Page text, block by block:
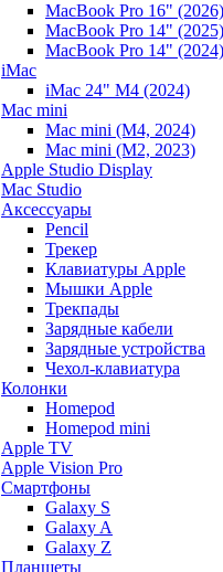
MacBook Pro 16" (2026)
MacBook Pro 14" (2025)
MacBook Pro 14" (2024)
iMac
iMac 24" M4 (2024)
Mac mini
Mac mini (M4, 2024)
Mac mini (M2, 2023)
Apple Studio Display
Mac Studio
Аксессуары
Pencil
Трекер
Клавиатуры Apple
Мышки Apple
Трекпады
Зарядные кабели
Зарядные устройства
Чехол-клавиатура
Колонки
Homepod
Homepod mini
Apple TV
Apple Vision Pro
Смартфоны
Galaxy S
Galaxy A
Galaxy Z
Планшеты